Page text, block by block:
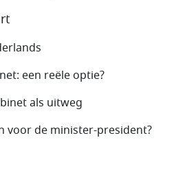
een reële optie?
als uitweg
voor de minister-president?